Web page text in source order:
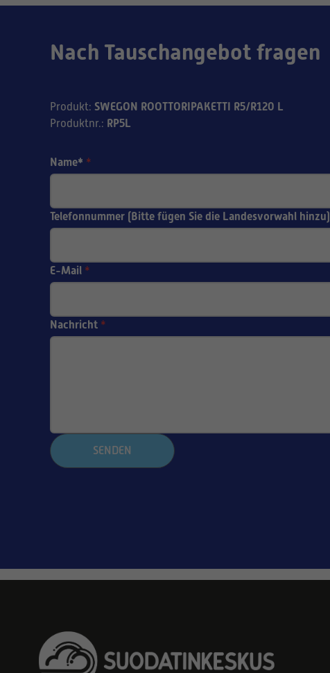
Nach Tauschangebot fragen
Produkt: SWEGON ROOTTORIPAKETTI R5/R120 L
Produktnr.: RP5L
Name* *
Telefonnummer (Bitte fügen Sie die Landesvorwahl hinzu)
E-Mail *
Nachricht *
SENDEN